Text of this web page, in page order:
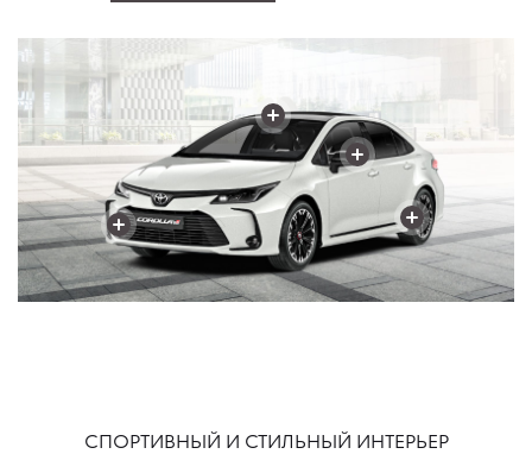
+
+
+
+
+
+
+
СПОРТИВНЫЙ И СТИЛЬНЫЙ ИНТЕРЬЕР